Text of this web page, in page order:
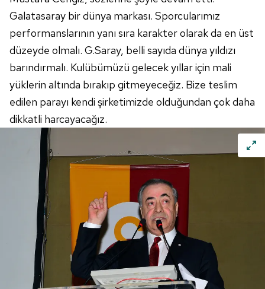
kullanılmaktadır. Diğer çerezler, sitemizin daha işlevsel
kılınması ve kişiselleştirilmesi ve sizlere yönelik
reklam/pazarlama faaliyetlerinin yapılması, amaçlarıyla
sınırlı olarak açık rızanız dahilinde kullanılacaktır.
Çerezlere ilişkin tercihlerinizi aşağıda yer alan panel
vasıtasıyla belirleyebilirsiniz. Çerezlere ilişkin detaylı bilgi
için Ayarlar butonuna tıklayabilir,
Metnimiziziyaret edebilirsiniz.
6698 sayılı Kişisel Verilerin Korunması Kanunu uyarınca
hazırlanmış Aydınlatma Metnimizi okumak ve sitemizde
ilgili mevzuata uygun olarak kullanılan çerezlerle ilgili bilgi
almak için lütfen
tıklayınız.
Galatasaray bir dünya markası. Sporcularımız
performanslarının yanı sıra karakter olarak da en üst
düzeyde olmalı. G.Saray, belli sayıda dünya yıldızı
barındırmalı. Kulübümüzü gelecek yıllar için mali
yüklerin altında bırakıp gitmeyeceğiz. Bize teslim
edilen parayı kendi şirketimizde olduğundan çok daha
dikkatli harcayacağız.